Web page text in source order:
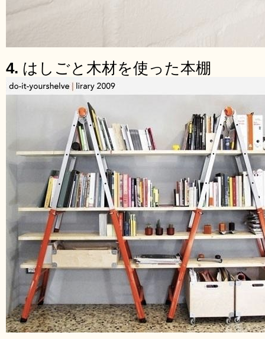
4. はしごと木材を使った本棚